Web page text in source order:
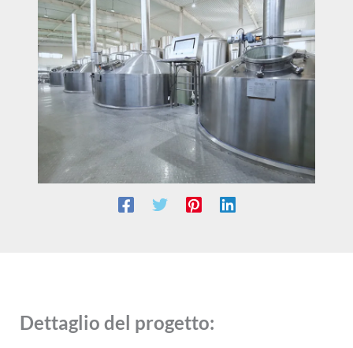
Dettaglio del progetto: